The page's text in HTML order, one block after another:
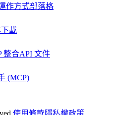
作方式部落格
載
整合API 文件
(MCP)